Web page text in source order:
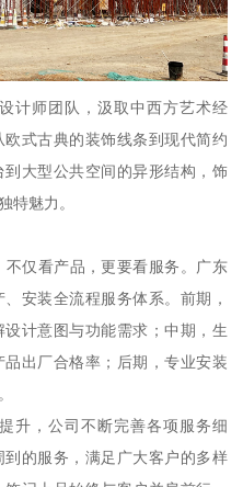
计师团队，汲取中西方艺术经
式古典的装饰线条到现代简约
大型公共空间的异形结构，饰
特魅力。
仅看产品，更要看服务。广东
安装全流程服务体系。前期，
计意图与功能需求；中期，生
出厂合格率；后期，专业安装
升，公司不断完善各项服务细
的服务，满足广大客户的多样